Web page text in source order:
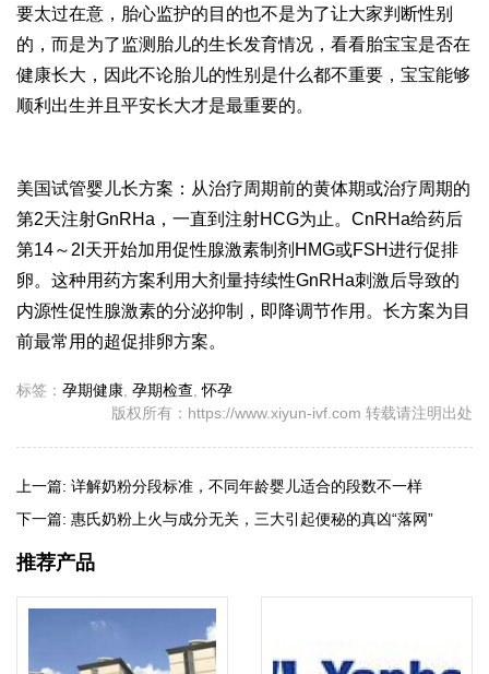
要太过在意，胎心监护的目的也不是为了让大家判断性别
的，而是为了监测胎儿的生长发育情况，看看胎宝宝是否在
健康长大，因此不论胎儿的性别是什么都不重要，宝宝能够
顺利出生并且平安长大才是最重要的。
美国试管婴儿长方案：从治疗周期前的黄体期或治疗周期的
第2天注射GnRHa，一直到注射HCG为止。CnRHa给药后
第14～2l天开始加用促性腺激素制剂HMG或FSH进行促排
卵。这种用药方案利用大剂量持续性GnRHa刺激后导致的
内源性促性腺激素的分泌抑制，即降调节作用。长方案为目
前最常用的超促排卵方案。
标签： 孕期健康, 孕期检查,怀孕
版权所有：https://www.xiyun-ivf.com 转载请注明出处
上一篇: 详解奶粉分段标准，不同年龄婴儿适合的段数不一样
下一篇: 惠氏奶粉上火与成分无关，三大引起便秘的真凶“落网”
推荐产品